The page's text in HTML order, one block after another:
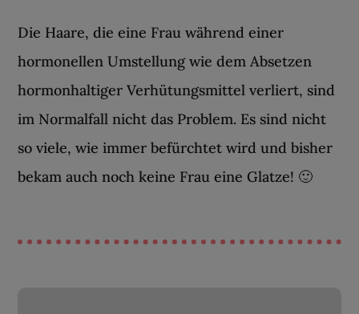
Die Haare, die eine Frau während einer
hormonellen Umstellung wie dem Absetzen
hormonhaltiger Verhütungsmittel verliert, sind
im Normalfall nicht das Problem. Es sind nicht
so viele, wie immer befürchtet wird und bisher
bekam auch noch keine Frau eine Glatze! 🙂